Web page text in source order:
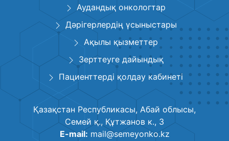
Аудандық онкологтар
Дәрігерлердің үсыныстары
Ақылы қызметтер
Зерттеуге дайындық
Пациенттерді қолдау кабинеті
Қазақстан Республикасы, Абай облысы,
Семей қ., Құтжанов к., 3
E-mail: mail@semeyonko.kz